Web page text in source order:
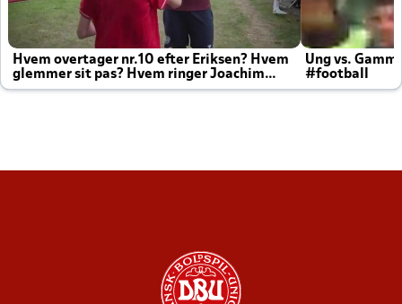
Hvem overtager nr.10 efter Eriksen? Hvem
glemmer sit pas? Hvem ringer Joachim
altid til efter kampe?
Ung vs.
#football